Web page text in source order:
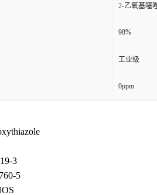
2-乙氧基噻
98%
工业级
0ppm
3
5